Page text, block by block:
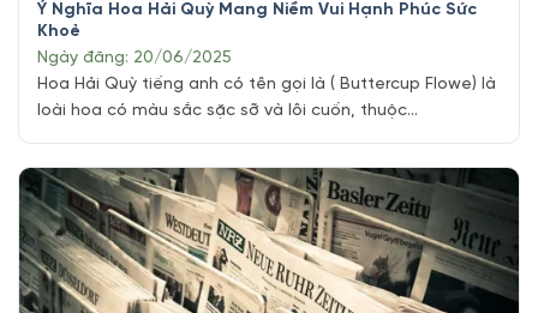
Ý Nghĩa Hoa Hải Quỳ Mang Niềm Vui Hạnh Phúc Sức
Khoẻ
Ngày đăng: 20/06/2025
Hoa Hải Quỳ tiếng anh có tên gọi là ( Buttercup Flowe) là
loài hoa có màu sắc sặc sỡ và lôi cuốn, thuộc
trắng. Hoa đã được sử dụng trong nhiều lịch sử của xã hội
trong hàng nghìn năm. Mỗi xã hội đều có ý nghĩa và [...]